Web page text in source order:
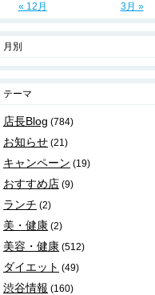
« 12月 3月 »
月別
テーマ
店長Blog (784)
お知らせ (21)
キャンペーン (19)
おすすめ店 (9)
ランチ (2)
美・健康 (2)
美容・健康 (512)
ダイエット (49)
渋谷情報 (160)